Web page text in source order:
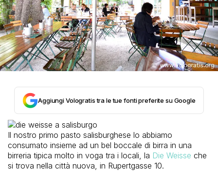
Aggiungi Vologratis tra le tue fonti preferite su Google
Il nostro primo pasto salisburghese lo abbiamo
consumato insieme ad un bel boccale di birra in una
birreria tipica molto in voga tra i locali, la Die Weisse che
si trova nella città nuova, in Rupertgasse 10.